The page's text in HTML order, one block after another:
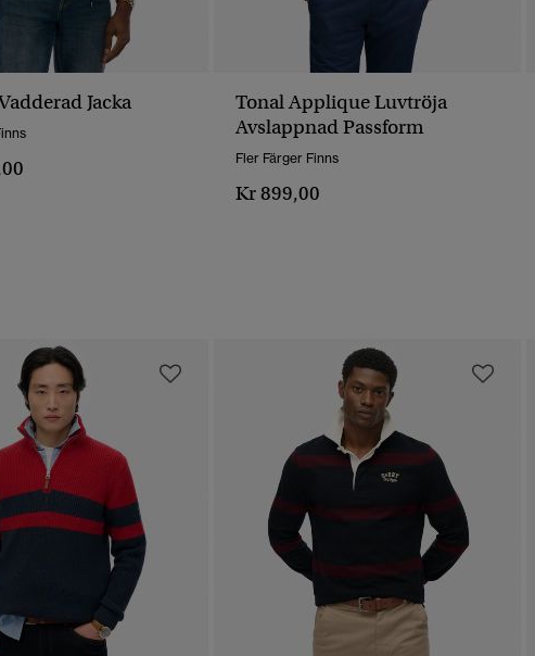
Jacka
Tonal Applique Luvtröja
Avslappnad Passform
Fler Färger Finns
Kr 899,00